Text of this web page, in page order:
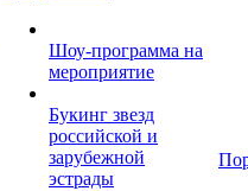
Шоу-программа на
мероприятие
Букинг звезд
российской и
зарубежной
эстрады